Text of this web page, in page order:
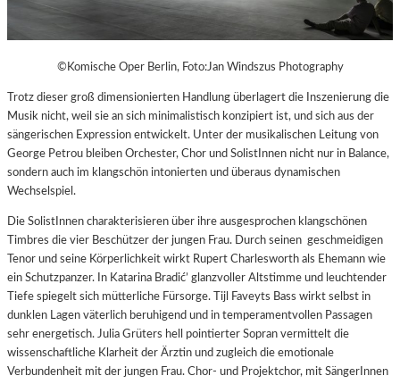
©Komische Oper Berlin,Foto:Jan Windszus Photography
Trotz dieser groß dimensionierten Handlung überlagert die Inszenierung die
Musik nicht, weil sie an sich minimalistisch konzipiert ist, und sich aus der
sängerischen Expression entwickelt. Unter der musikalischen Leitung von
George Petrou bleiben Orchester, Chor und SolistInnen nicht nur in Balance,
sondern auch im klangschön intonierten und überaus dynamischen
Wechselspiel.
Die SolistInnen charakterisieren über ihre ausgesprochen klangschönen
Timbres die vier Beschützer der jungen Frau. Durch seinen geschmeidigen
Tenor und seine Körperlichkeit wirkt Rupert Charlesworth als Ehemann wie
ein Schutzpanzer. In Katarina Bradić’ glanzvoller Altstimme und leuchtender
Tiefe spiegelt sich mütterliche Fürsorge. Tijl Faveyts Bass wirkt selbst in
dunklen Lagen väterlich beruhigend und in temperamentvollen Passagen
sehr energetisch. Julia Grüters hell pointierter Sopran vermittelt die
wissenschaftliche Klarheit der Ärztin und zugleich die emotionale
Verbundenheit mit der jungen Frau. Chor- und Projektchor, mit SängerInnen